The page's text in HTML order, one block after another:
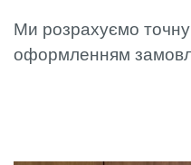
Ми розрахуємо точну
оформленням